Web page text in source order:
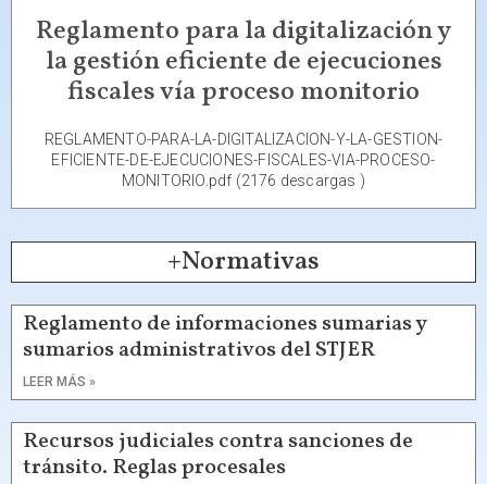
Reglamento para la digitalización y
la gestión eficiente de ejecuciones
fiscales vía proceso monitorio
REGLAMENTO-PARA-LA-DIGITALIZACION-Y-LA-GESTION-
EFICIENTE-DE-EJECUCIONES-FISCALES-VIA-PROCESO-
MONITORIO.pdf (2176 descargas )
+Normativas
Reglamento de informaciones sumarias y
sumarios administrativos del STJER
LEER MÁS »
Recursos judiciales contra sanciones de
tránsito. Reglas procesales